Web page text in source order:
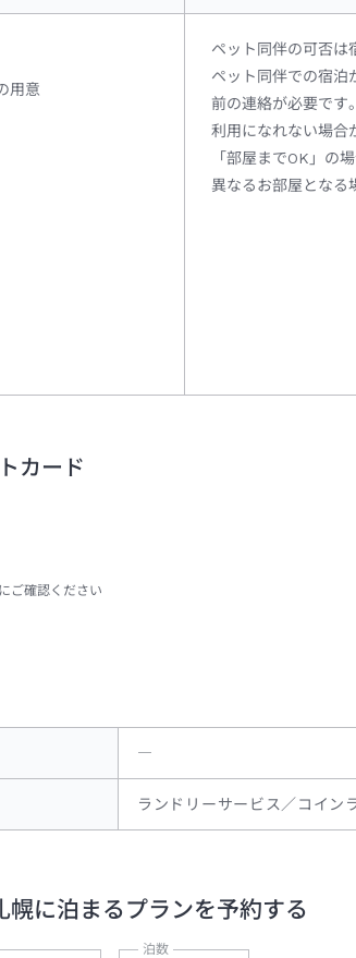
用意
ペット同伴の可否は
ペット同伴での宿泊
前の連絡が必要です
利用になれない場合
「部屋までOK」の
異なるお部屋となる
カード
ご確認ください
―
ランドリーサービス／コイン
幌に泊まるプランを予約する
泊数